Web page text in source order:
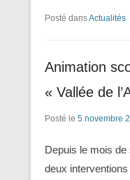
Posté dansActualités
Animation
« Vallée de
Posté le 5 novembre
Depuis le mois
deux interventions